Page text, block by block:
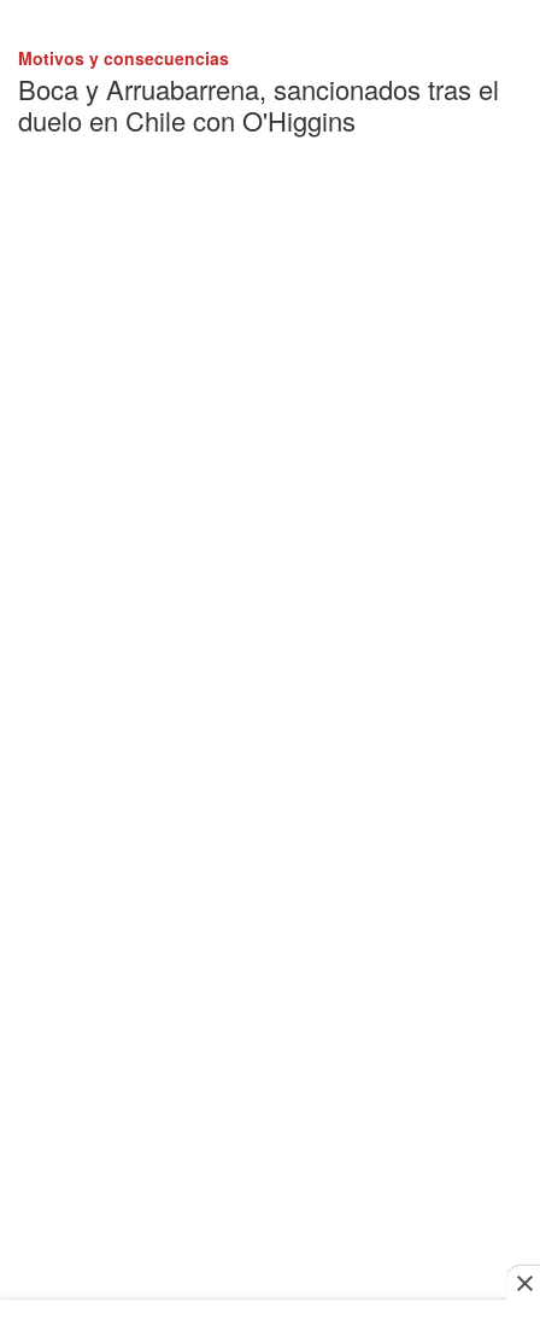
Motivos y consecuencias
Boca y Arruabarrena, sancionados tras el
duelo en Chile con O'Higgins